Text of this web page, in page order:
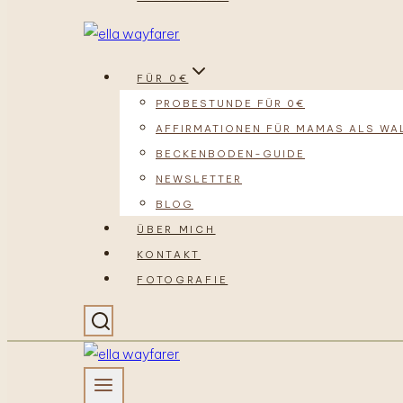
FÜR 0€
PROBESTUNDE FÜR 0€
AFFIRMATIONEN FÜR MAMAS ALS
BECKENBODEN-GUIDE
NEWSLETTER
BLOG
ÜBER MICH
KONTAKT
FOTOGRAFIE